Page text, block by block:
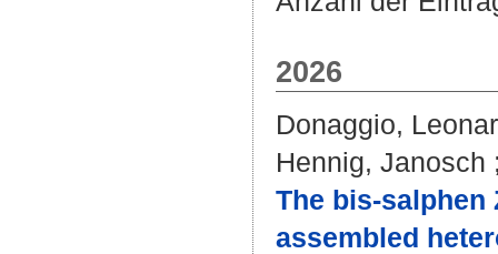
2026
Donaggio,
Hennig, Janosch
The bis-
assembled